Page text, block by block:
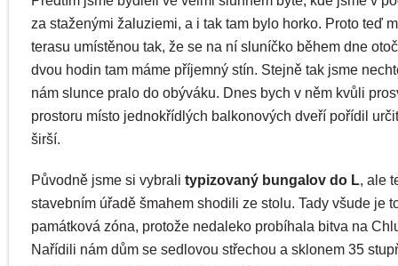
za staženými žaluziemi, a i tak tam bylo horko. Proto teď
terasu umístěnou tak, že se na ní sluníčko během dne
dvou hodin tam máme příjemný stín. Stejně tak jsme
nám slunce pralo do obýváku. Dnes bych v něm kvůli
prostoru místo jednokřídlých balkonových dveří pořídil
širší.
Původně jsme si vybrali typizovaný bungalov do L, ale
stavebním úřadě šmahem shodili ze stolu. Tady všude je
památková zóna, protože nedaleko probíhala bitva na
Nařídili nám dům se sedlovou střechou a sklonem 35